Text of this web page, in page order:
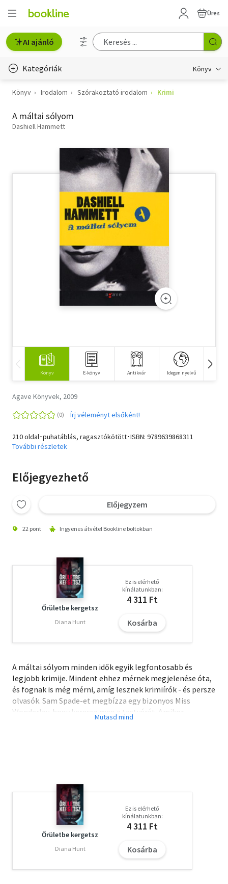
Üres
AI ajánló
Kategóriák Könyv
Életmód, egészség
Erotika
Szótár, nyelvkönyv
Tankönyv, segédkönyv
Társadalomtudomány
Könyv Irodalom Szórakoztató irodalom Krimi
A máltai sólyom
Dashiell Hammett
Könyv E-könyv Antikvár Idegen nyelvű
Agave Könyvek, 2009
Írj véleményt elsőként!
210 oldal･puhatáblás, ragasztókötött･ISBN: 9789639868311
További részletek
Előjegyezhető
Előjegyzem
22 pont Ingyenes átvétel Bookline boltokban
Őrületbe kergetsz
Diana Hunt
Ez is elérhető
kínálatunkban:
4 311 Ft
Kosárba
A máltai sólyom minden idők egyik legfontosabb és
legjobb krimije. Mindent ehhez mérnek megjelenése óta,
és fognak is még mérni, amíg lesznek krimiírók - és persze
olvasók. Sam Spade-et megbízza egy bizonyos Miss
Wonderley, hogy keresse meg a testvérét. Amikor
partnerét, Miles Archert nyomozás közben hátba lövik,
változatot adja közre a regény első megjelenésének
nyolcvanadik évfordulója alkalmából.
Őrületbe kergetsz
Diana Hunt
Ez is elérhető
kínálatunkban:
4 311 Ft
Kosárba